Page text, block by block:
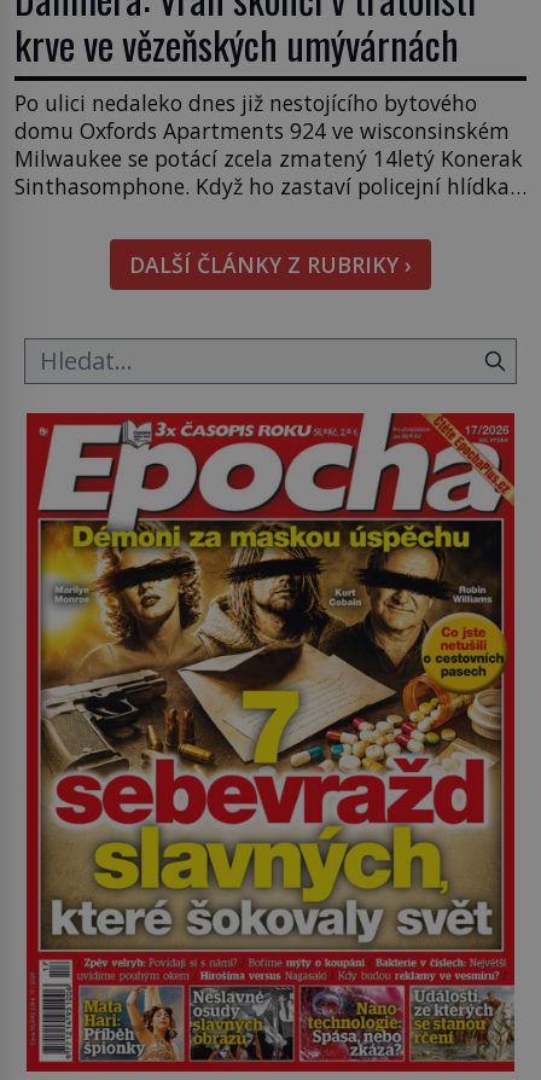
krve ve vězeňských umývárnách
Po ulici nedaleko dnes již nestojícího bytového
domu Oxfords Apartments 924 ve wisconsinském
Milwaukee se potácí zcela zmatený 14letý Konerak
Sinthasomphone. Když ho zastaví policejní hlídka,
Strážníci ho dopraví zpět do udaného bytu. Oním
„kamarádem“ je ovšem jeden z nejslavnějších
vrahů, Jeffrey Dahmer (1960–1994). Je 27. května
DALŠÍ ČLÁNKY Z RUBRIKY ›